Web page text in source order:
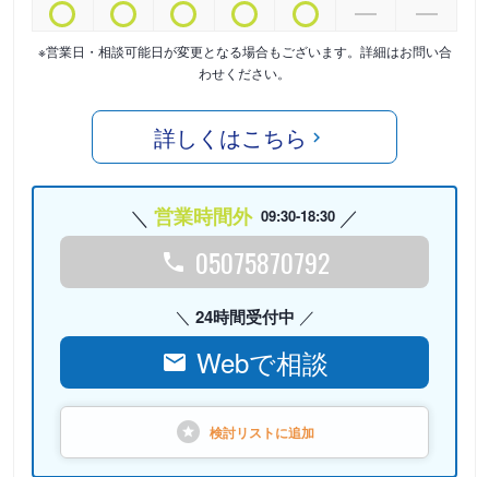
※営業日・相談可能日が変更となる場合もございます。詳細はお問い合
わせください。
詳しくはこちら
営業時間外 09:30-18:30
05075870792
24時間受付中
Webで相談
検討リストに追加